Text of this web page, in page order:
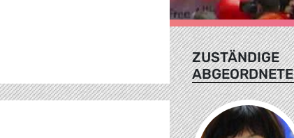
ZUSTÄNDIGE
ABGEORDNETE